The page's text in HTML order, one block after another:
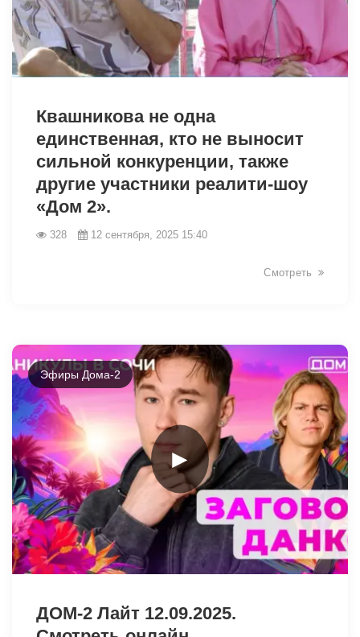
Квашникова не одна
единственная, кто не выносит
сильной конкуренции, также
другие участники реалити-шоу
«Дом 2».
328 12 сентября, 2025 15:40
Смотреть
►
Эфиры Дома-2
ДОМ-2 Лайт 12.09.2025.